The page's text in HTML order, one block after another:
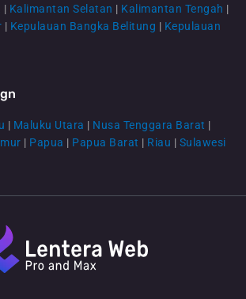
CS Lenteraweb
| Kalimantan Selatan | Kalimantan Tengah |
| Kepulauan Bangka Belitung | Kepulauan
| Maluku Utara | Nusa Tenggara Barat |
| Papua | Papua Barat | Riau | Sulawesi